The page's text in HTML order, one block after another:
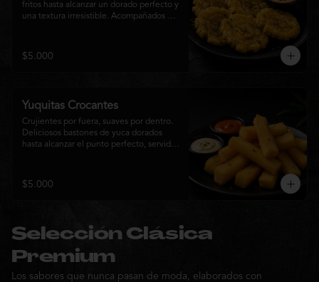
fritos hasta alcanzar un dorado perfecto y
una textura irresistible. Acompañados de
disfrutar como entrada con el auténtico
sabor de la cocina nikkei.
$5.000
Yuquitas Crocantes
Crujientes por fuera, suaves por dentro.
Deliciosos bastones de yuca dorados
hasta alcanzar el punto perfecto, servidos
compartir o complementar cualquier
experiencia Matsumoto Nikkei.
$5.000
Selección Clásica
Premium
Los sabores que nunca pasan de moda, elaborados con